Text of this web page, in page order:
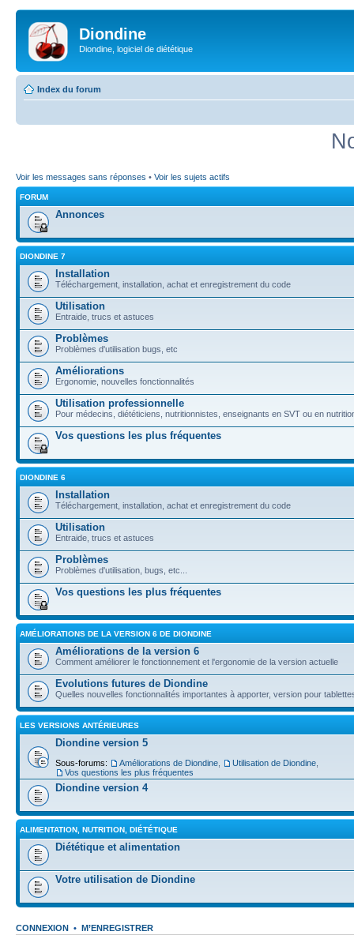
Diondine
Diondine, logiciel de diététique
Index du forum
Voir les messages sans réponses • Voir les sujets actifs
FORUM
Annonces
DIONDINE 7
Installation
Téléchargement, installation, achat et enregistrement du code
Utilisation
Entraide, trucs et astuces
Problèmes
Problèmes d'utilisation bugs, etc
Améliorations
Ergonomie, nouvelles fonctionnalités
Utilisation professionnelle
Pour médecins, diététiciens, nutritionnistes, enseignants en SVT ou en
Vos questions les plus fréquentes
DIONDINE 6
Installation
Téléchargement, installation, achat et enregistrement du code
Utilisation
Entraide, trucs et astuces
Problèmes
Problèmes d'utilisation, bugs, etc...
Vos questions les plus fréquentes
AMÉLIORATIONS DE LA VERSION 6 DE DIONDINE
Améliorations de la version 6
Comment améliorer le fonctionnement et l'ergonomie de la version actuelle
Evolutions futures de Diondine
Quelles nouvelles fonctionnalités importantes à apporter, version pour
LES VERSIONS ANTÉRIEURES
Diondine version 5
Sous-forums: Améliorations de Diondine Utilisation de Diondine
Vos questions les plus fréquentes
Diondine version 4
ALIMENTATION, NUTRITION, DIÉTÉTIQUE
Diététique et alimentation
Votre utilisation de Diondine
CONNEXION • M’ENREGISTRER